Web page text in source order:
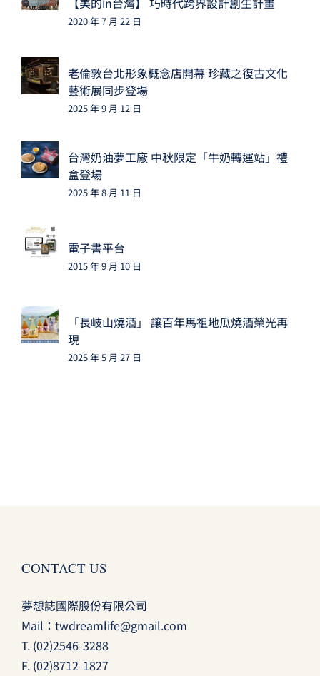
2020 年 7 月 22 日
老倫敦台北形象概念店開幕 珍藏之復古文化
藝術展同步登場
2025 年 9 月 12 日
台灣奶油夢工廠 中秋限定「牛奶轉運站」禮
盒登場
2025 年 8 月 11 日
電子書平台
2015 年 9 月 10 日
「長岐山燒酒」 讓百年馬祖地瓜燒酒榮光再
現
2025 年 5 月 27 日
CONTACT US
夢想誌國際股份有限公司
Mail： twdreamlife@gmail.com
T. (02)2546-3288
F. (02)8712-1827